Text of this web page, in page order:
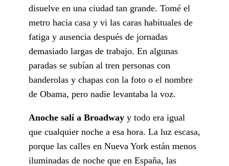
disuelve en una ciudad tan grande. Tomé el
metro hacia casa y vi las caras habituales de
fatiga y ausencia después de jornadas
demasiado largas de trabajo. En algunas
paradas se subían al tren personas con
banderolas y chapas con la foto o el nombre
de Obama, pero nadie levantaba la voz.
Anoche salí a Broadway y todo era igual
que cualquier noche a esa hora. La luz escasa,
porque las calles en Nueva York están menos
iluminadas de noche que en España, las